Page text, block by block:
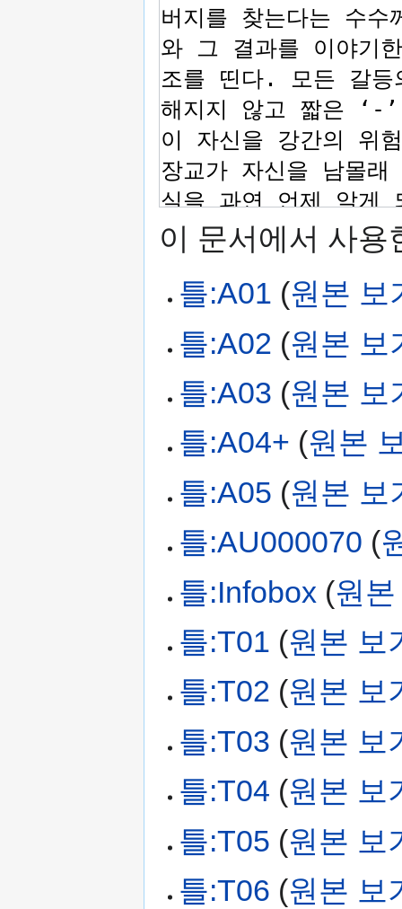
이 문서에서 사용
틀:A01 (원본 보
틀:A02 (원본 보
틀:A03 (원본 보
틀:A04+ (원본
틀:A05 (원본 보
틀:AU000070 (
틀:Infobox (원
틀:T01 (원본 보
틀:T02 (원본 보
틀:T03 (원본 보
틀:T04 (원본 보
틀:T05 (원본 보
틀:T06 (원본 보